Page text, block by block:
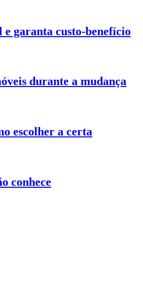
garanta custo-benefício
durante a mudança
escolher a certa
conhece